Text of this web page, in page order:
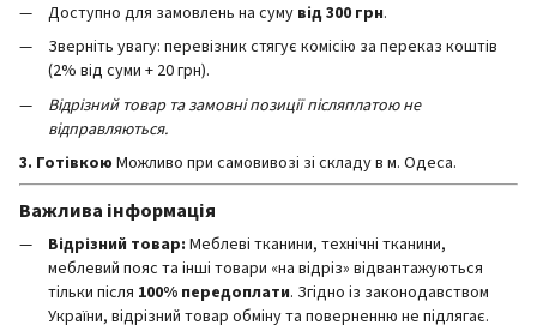
Доступно для замовлень на суму від 300 грн.
Зверніть увагу: перевізник стягує комісію за переказ коштів
(2% від суми + 20 грн).
Відрізний товар та замовні позиції післяплатою не
відправляються.
3. Готівкою Можливо при самовивозі зі складу в м. Одеса.
Важлива інформація
Відрізний товар: Меблеві тканини, технічні тканини,
меблевий пояс та інші товари «на відріз» відвантажуються
тільки після 100% передоплати. Згідно із законодавством
України, відрізний товар обміну та поверненню не підлягає.